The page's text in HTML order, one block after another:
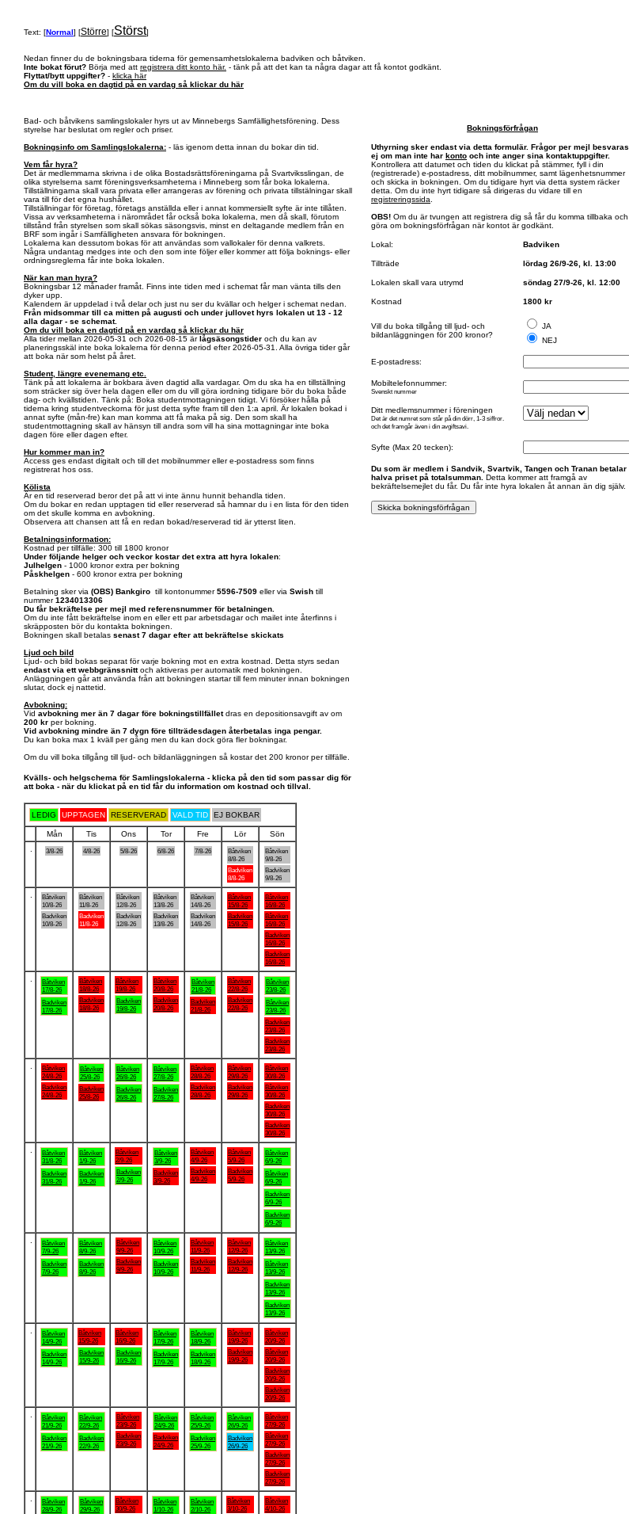
Text: [Normal] [Större] [Störst]
Nedan finner du de bokningsbara tiderna för gemensamhetslokalerna badviken och båtviken.
Inte bokat förut? Börja med att registrera ditt konto här. - tänk på att det kan ta några dagar att få kontot godkänt.
Flyttat/bytt uppgifter? - klicka här
Om du vill boka en dagtid på en vardag så klickar du här
Bad- och båtvikens samlingslokaler hyrs ut av Minnebergs Samfällighetsförening. Dess
styrelse har beslutat om regler och priser.
Bokningsinfo om Samlingslokalerna: - läs igenom detta innan du bokar din tid.
Vem får hyra?
Det är medlemmarna skrivna i de olika Bostadsrättsföreningarna på Svartviksslingan, de
olika styrelserna samt föreningsverksamheterna i Minneberg som får boka lokalerna.
Tillställningarna skall vara privata eller arrangeras av förening och privata tillstälningar skall
vara till för det egna hushållet.
Tillställningar för företag, företags anställda eller i annat kommersiellt syfte är inte tillåten.
Vissa av verksamheterna i närområdet får också boka lokalerna, men då skall, förutom
tillstånd från styrelsen som skall sökas säsongsvis, minst en deltagande medlem från en
BRF som ingår i Samfälligheten ansvara för bokningen.
Lokalerna kan dessutom bokas för att användas som vallokaler för denna valkrets.
Några undantag medges inte och den som inte följer eller kommer att följa boknings- eller
ordningsreglerna får inte boka lokalen.
När kan man hyra?
Bokningsbar 12 månader framåt. Finns inte tiden med i schemat får man vänta tills den
dyker upp.
Kalendern är uppdelad i två delar och just nu ser du kvällar och helger i schemat nedan.
Från midsommar till ca mitten på augusti och under jullovet hyrs lokalen ut 13 - 12
alla dagar - se schemat.
Om du vill boka en dagtid på en vardag så klickar du här
Alla tider mellan 2026-05-31 och 2026-08-15 ärlågsäsongstider och du kan av
planeringsskäl inte boka lokalerna för denna period efter 2026-05-31. Alla övriga tider går
att boka när som helst på året.
Student, längre evenemang etc.
Tänk på att lokalerna är bokbara även dagtid alla vardagar. Om du ska ha en tillställning
som sträcker sig över hela dagen eller om du vill göra iordning tidigare bör du boka både
dag- och kvällstiden. Tänk på: Boka studentmottagningen tidigt. Vi försöker hålla på
tiderna kring studentveckorna för just detta syfte fram till den 1:a april. Är lokalen bokad i
annat syfte (mån-fre) kan man komma att få maka på sig. Den som skall ha
studentmottagning skall av hänsyn till andra som vill ha sina mottagningar inte boka
dagen före eller dagen efter.
Hur kommer man in?
Access ges endast digitalt och till det mobilnummer eller e-postadress som finns
registrerat hos oss.
Kölista
Är en tid reserverad beror det på att vi inte ännu hunnit behandla tiden.
Om du bokar en redan upptagen tid eller reserverad så hamnar du i en lista för den tiden
om det skulle komma en avbokning.
Observera att chansen att få en redan bokad/reserverad tid är ytterst liten.
Betalningsinformation:
Kostnad per tillfälle: 300 till 1800 kronor
Under följande helger och veckor kostar det extra att hyra lokalen:
Julhelgen - 1000 kronor extra per bokning
Påskhelgen - 600 kronor extra per bokning
Betalning sker via (OBS) Bankgiro till kontonummer5596-7509 eller via Swish till
nummer1234013306
Du får bekräftelse per mejl med referensnummer för betalningen.
Om du inte fått bekräftelse inom en eller ett par arbetsdagar och mailet inte återfinns i
skräpposten bör du kontakta bokningen.
Bokningen skall betalas senast 7 dagar efter att bekräftelse skickats
Ljud och bild
Ljud- och bild bokas separat för varje bokning mot en extra kostnad. Detta styrs sedan
endast via ett webbgränssnittoch aktiveras per automatik med bokningen.
Anläggningen går att använda från att bokningen startar till fem minuter innan bokningen
slutar, dock ej nattetid.
Avbokning:
Vid avbokning mer än 7 dagar före bokningstillfälletdras en depositionsavgift av om
200 kr per bokning.
Vid avbokning mindre än 7 dygn före tillträdesdagen återbetalas inga pengar.
Du kan boka max 1 kväll per gång men du kan dock göra fler bokningar.
Om du vill boka tillgång till ljud- och bildanläggningen så kostar det 200 kronor per tillfälle.
Bokningsförfrågan
Uthyrning sker endast via detta formulär. Frågor per mejl besvaras
ej om man inte har konto och inte anger sina kontaktuppgifter.
Kontrollera att datumet och tiden du klickat på stämmer, fyll i din
(registrerade) e-postadress, ditt mobilnummer, samt lägenhetsnummer
och skicka in bokningen. Om du tidigare hyrt via detta system räcker
detta. Om du inte hyrt tidigare så dirigeras du vidare till en
registreringssida
OBS! Om du är tvungen att registrera dig så får du komma tillbaka och
göra om bokningsförfrågan när kontot är godkänt.
Lokal: Badviken
Tillträde lördag 26/9-26, kl. 13:00
Lokalen skall vara utrymd söndag 27/9-26, kl. 12:00
Kostnad 1800 kr
Vill du boka tillgång till ljud- och
bildanläggningen för 200 kronor?
JA
NEJ
E-postadress:
Mobiltelefonnummer:
Svenskt nummer
Ditt medlemsnummer i föreningen
Det är det numret som står på din dörr, 1-3 siffror.
och det framgår även i din avgiftsavi.
Syfte (Max 20 tecken):
Du som är medlem i Sandvik, Svartvik, Tangen och Tranan betalar
halva priset på totalsumman. Detta kommer att framgå av
bekräftelsemejlet du får. Du får inte hyra lokalen åt annan än dig själv.
Kvälls- och helgschema för Samlingslokalerna - klicka på den tid som passar dig för
att boka - när du klickat på en tid får du information om kostnad och tillval.
LEDIG UPPTAGEN RESERVERAD VALD TID EJ BOKBAR
Mån Tis Ons Tor Fre Lör
Sön
3/8-26 4/8-26 5/8-26 6/8-26 7/8-26
Båtviken
8/8-26
Badviken
8/8-26
Båtviken
9/8-26
Badviken
9/8-26
Båtviken
10/8-26
Badviken
10/8-26
Båtviken
11/8-26
Badviken
11/8-26
Båtviken
12/8-26
Badviken
12/8-26
Båtviken
13/8-26
Badviken
13/8-26
Båtviken
14/8-26
Badviken
14/8-26
Båtviken
15/8-26
Badviken
15/8-26
Båtviken
16/8-26
Båtviken
16/8-26
Badviken
16/8-26
Badviken
16/8-26
Båtviken
17/8-26
Badviken
17/8-26
Båtviken
18/8-26
Badviken
18/8-26
Båtviken
19/8-26
Badviken
19/8-26
Båtviken
20/8-26
Badviken
20/8-26
Båtviken
21/8-26
Badviken
21/8-26
Båtviken
22/8-26
Badviken
22/8-26
Båtviken
23/8-26
Båtviken
23/8-26
Badviken
23/8-26
Badviken
23/8-26
Båtviken
24/8-26
Badviken
24/8-26
Båtviken
25/8-26
Badviken
25/8-26
Båtviken
26/8-26
Badviken
26/8-26
Båtviken
27/8-26
Badviken
27/8-26
Båtviken
28/8-26
Badviken
28/8-26
Båtviken
29/8-26
Badviken
29/8-26
Båtviken
30/8-26
Båtviken
30/8-26
Badviken
30/8-26
Badviken
30/8-26
Båtviken
31/8-26
Badviken
31/8-26
Båtviken
1/9-26
Badviken
1/9-26
Båtviken
2/9-26
Badviken
2/9-26
Båtviken
3/9-26
Badviken
3/9-26
Båtviken
4/9-26
Badviken
4/9-26
Båtviken
5/9-26
Badviken
5/9-26
Båtviken
6/9-26
Båtviken
6/9-26
Badviken
6/9-26
Badviken
6/9-26
Båtviken
7/9-26
Badviken
7/9-26
Båtviken
8/9-26
Badviken
8/9-26
Båtviken
9/9-26
Badviken
9/9-26
Båtviken
10/9-26
Badviken
10/9-26
Båtviken
11/9-26
Badviken
11/9-26
Båtviken
12/9-26
Badviken
12/9-26
Båtviken
13/9-26
Båtviken
13/9-26
Badviken
13/9-26
Badviken
13/9-26
Båtviken
14/9-26
Badviken
14/9-26
Båtviken
15/9-26
Badviken
15/9-26
Båtviken
16/9-26
Badviken
16/9-26
Båtviken
17/9-26
Badviken
17/9-26
Båtviken
18/9-26
Badviken
18/9-26
Båtviken
19/9-26
Badviken
19/9-26
Båtviken
20/9-26
Båtviken
20/9-26
Badviken
20/9-26
Badviken
20/9-26
Båtviken
21/9-26
Badviken
21/9-26
Båtviken
22/9-26
Badviken
22/9-26
Båtviken
23/9-26
Badviken
23/9-26
Båtviken
24/9-26
Badviken
24/9-26
Båtviken
25/9-26
Badviken
25/9-26
Båtviken
26/9-26
Badviken
26/9-26
Båtviken
27/9-26
Båtviken
27/9-26
Badviken
27/9-26
Badviken
27/9-26
Båtviken
28/9-26
Båtviken
29/9-26
Båtviken
30/9-26
Båtviken
1/10-26
Båtviken
2/10-26
Båtviken
3/10-26
Båtviken
4/10-26